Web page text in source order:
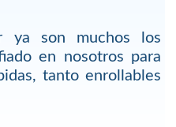
ya son muchos los
en nosotros para
tanto enrollables